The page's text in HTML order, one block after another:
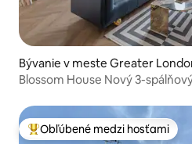
Bývanie v meste Greater
Blossom House Nový 3-
Najobľúbenejšie medzi hosťami
Obľúbené medzi hosťami